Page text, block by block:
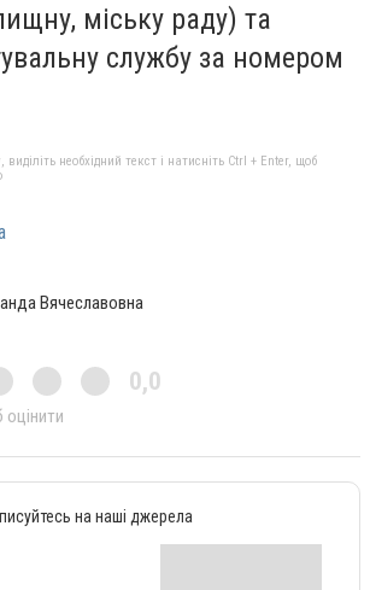
міську раду) та
службу за номером
необхідний текст і натисніть Ctrl + Enter, щоб
Вячеславовна
0,0
на наші джерела